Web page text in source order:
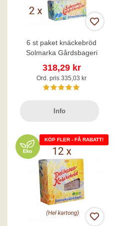
6 st paket knäckebröd
Solmarka Gårdsbageri
318,29 kr
Ord. pris 335,03 kr
Info
KÖP FLER - FÅ RABATT!